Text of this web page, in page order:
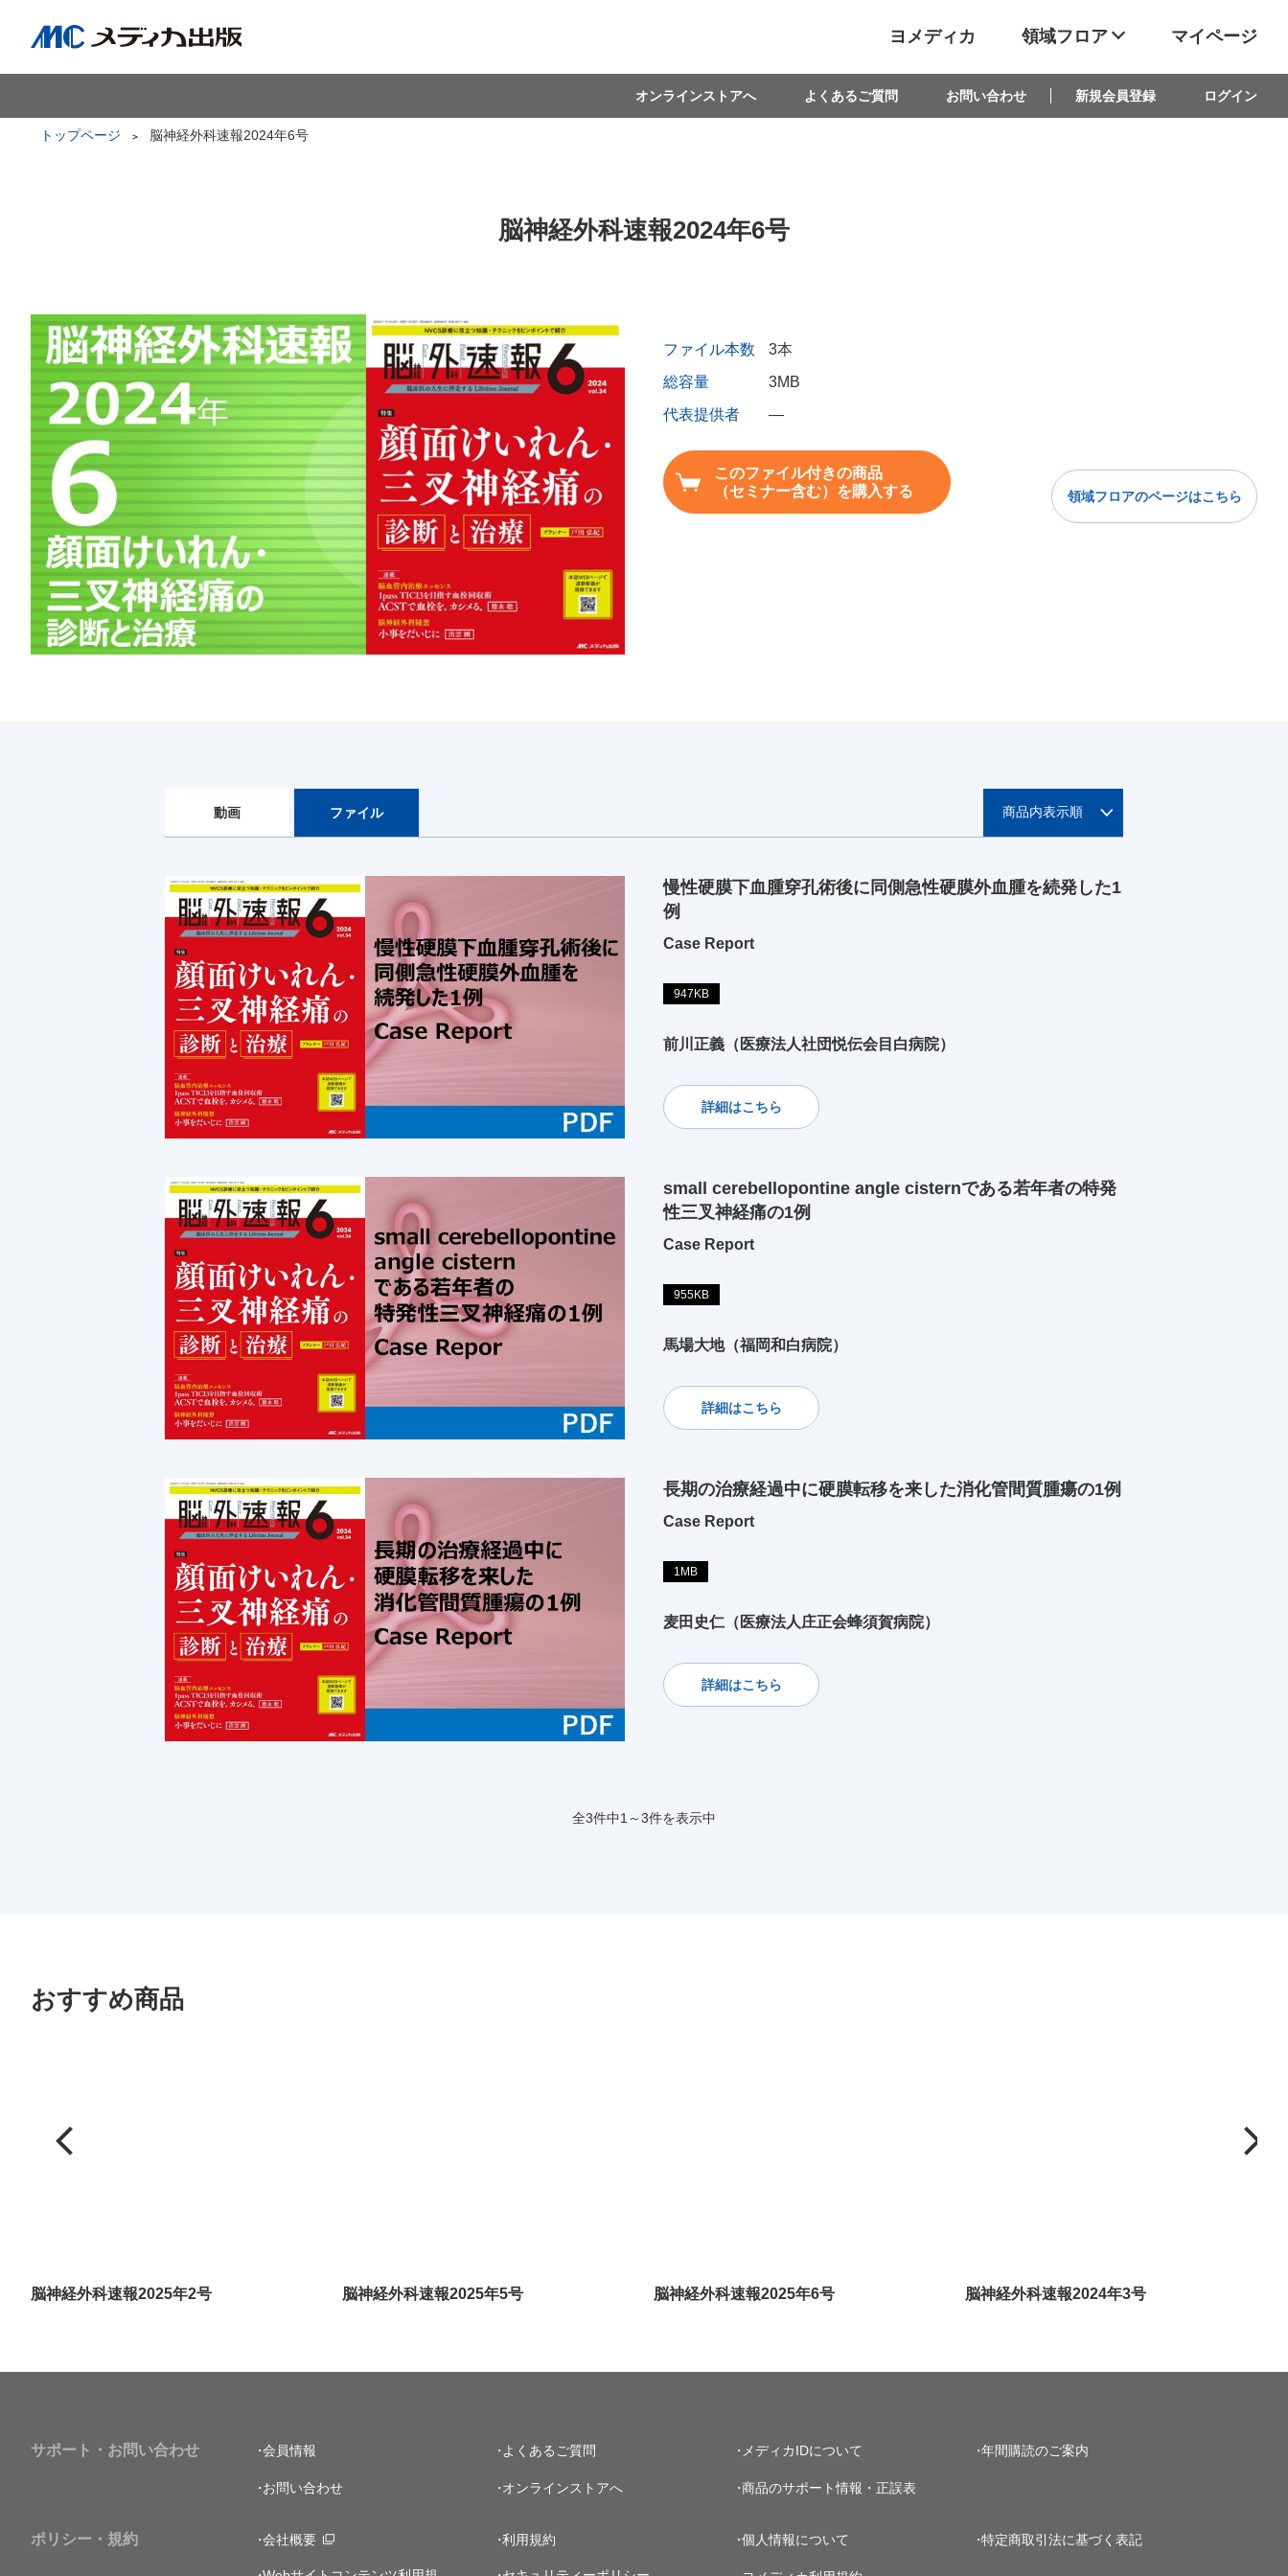
ヨメディカ 領域フロア マイページ
オンラインストアへ よくあるご質問 お問い合わせ 新規会員登録 ログイン
トップページ 脳神経外科速報2024年6号
脳神経外科速報2024年6号
ファイル本数
3本
総容量
3MB
代表提供者
―
このファイル付きの商品
（セミナー含む）を購入する
領域フロアのページはこちら
動画 ファイル
慢性硬膜下血腫穿孔術後に同側急性硬膜外血腫を続発した1
例
Case Report
947KB
前川正義（医療法人社団悦伝会目白病院）
詳細はこちら
small cerebellopontine angle cisternである若年者の特発
性三叉神経痛の1例
Case Report
955KB
馬場大地（福岡和白病院）
詳細はこちら
長期の治療経過中に硬膜転移を来した消化管間質腫瘍の1例
Case Report
1MB
麦田史仁（医療法人庄正会蜂須賀病院）
詳細はこちら
全3件中1～3件を表示中
おすすめ商品
脳神経外科速報2025年2号 脳神経外科速報2025年5号 脳神経外科速報2025年6号 脳神経外科速報2024年3号
サポート・お問い合わせ 会員情報 よくあるご質問 メディカIDについて 年間購読のご案内
お問い合わせ オンラインストアへ 商品のサポート情報・正誤表
ポリシー・規約 会社概要 利用規約 個人情報について 特定商取引法に基づく表記